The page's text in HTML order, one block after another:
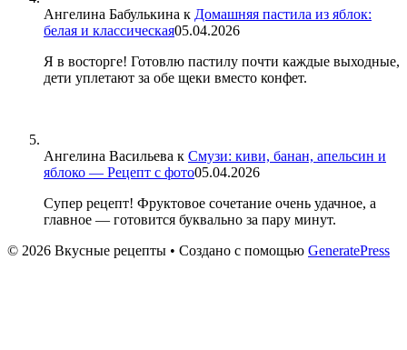
Ангелина Бабулькина к Домашняя пастила из яблок:
белая и классическая05.04.2026
Я в восторге! Готовлю пастилу почти каждые выходные,
дети уплетают за обе щеки вместо конфет.
Ангелина Васильева к Смузи: киви, банан, апельсин и
яблоко — Рецепт с фото05.04.2026
Супер рецепт! Фруктовое сочетание очень удачное, а
главное — готовится буквально за пару минут.
© 2026 Вкусные рецепты • Создано с помощью GeneratePress